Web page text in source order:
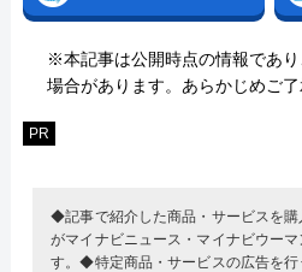
※本記事は公開時点の情報であ
場合があります。あらかじめご了
PR
◆記事で紹介した商品・サービスを
がマイナビニュース・マイナビウー
す。◆特定商品・サービスの広告を